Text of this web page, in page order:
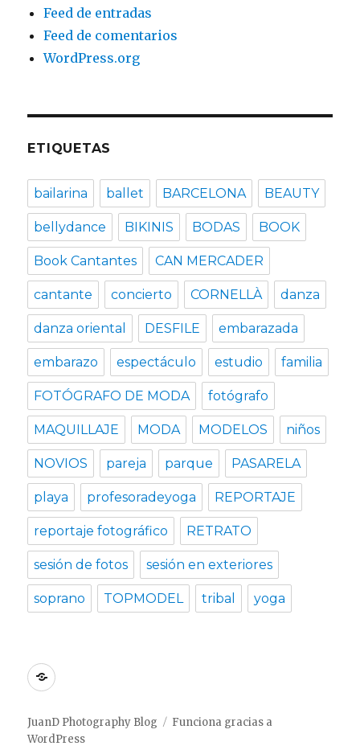
Feed de entradas
Feed de comentarios
WordPress.org
ETIQUETAS
bailarina ballet BARCELONA BEAUTY
bellydance BIKINIS BODAS BOOK
Book Cantantes CAN MERCADER
cantante concierto CORNELLÀ danza
danza oriental DESFILE embarazada
embarazo espectáculo estudio familia
FOTÓGRAFO DE MODA fotógrafo
MAQUILLAJE MODA MODELOS niños
NOVIOS pareja parque PASARELA
playa profesoradeyoga REPORTAJE
reportaje fotográfico RETRATO
sesión de fotos sesión en exteriores
soprano TOPMODEL tribal yoga
Inicio
JuanD Photography Blog
Funciona gracias a
WordPress